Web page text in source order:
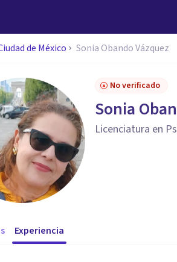
de México Sonia Obando Vázquez
No verificado
Sonia
Licenciatura en
Experiencia